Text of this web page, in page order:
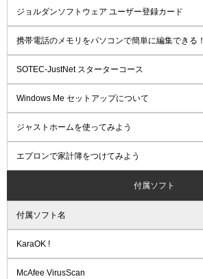
ジョルダンソフトウェア ユーザー登録カード
携帯電話のメモリをパソコンで簡単に編集できる！
SOTEC-JustNet スターターコース
Windows Me セットアップについて
ジャストホームを使ってみよう
エプロンで家計簿をつけてみよう
付属ソフト
付属ソフト名
KaraOK !
McAfee VirusScan